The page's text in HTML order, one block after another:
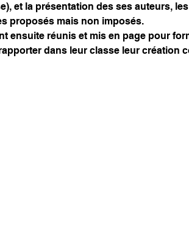
et la présentation des ses auteurs,
proposés mais non imposés.
ensuite réunis et mis en page pour
dans leur classe leur création